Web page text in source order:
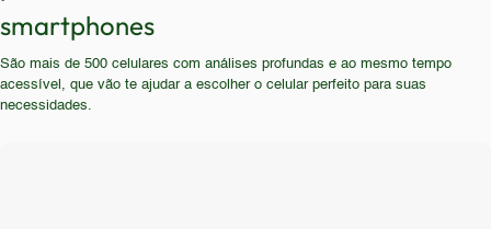
Estudantes e idosos com necessidades básicas
podem se beneficiar do aparelho.
edição de vídeos, ou multitarefas intensivas.
Usuários que priorizam a experiência visual, a
qualidade da câmera ou a longevidade do
dispositivo devem considerar opções mais recentes
smartphones
São mais de 500 celulares com análises profundas e ao mesmo tempo
acessível, que vão te ajudar a escolher o celular perfeito para suas
necessidades.